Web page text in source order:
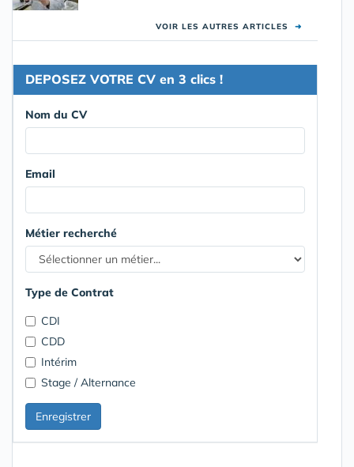
VOIR LES AUTRES ARTICLES ➜
DEPOSEZ VOTRE CV en 3 clics !
Nom du CV
Email
Métier recherché
Type de Contrat
CDI
CDD
Intérim
Stage / Alternance